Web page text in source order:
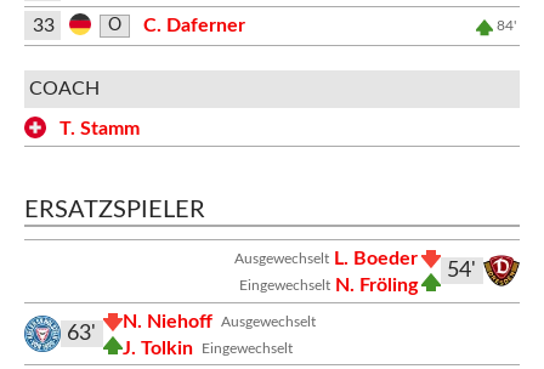
33 O C. Daferner 84'
COACH
T. Stamm
ERSATZSPIELER
54'
Ausgewechselt L. Boeder
Eingewechselt N. Fröling
Ausgewechselt
N. Niehoff
Eingewechselt
J. Tolkin
63'